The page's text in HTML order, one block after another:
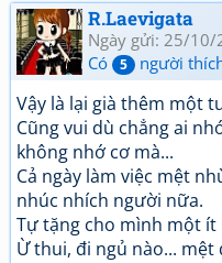
R.Laevigata
Ngày gửi: 25/10/
Có
5 người
Vậy là lại già thêm một
Cũng vui dù chẳng ai
không nhớ cơ mà...
Cả ngày làm việc mệt
nhúc nhích người nữa.
Tự tặng cho mình một ít
Ừ thui, đi ngủ nào... mệt